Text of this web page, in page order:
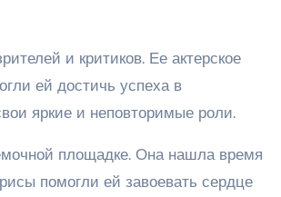
и критиков. Ее актерское
ей достичь успеха в
яркие и неповторимые роли.
площадке. Она нашла время
помогли ей завоевать сердце